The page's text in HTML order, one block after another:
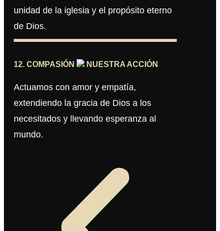
unidad de la iglesia y el propósito eterno
de Dios.
12. COMPASIÓN NUESTRA ACCIÓN
Actuamos con amor y empatía,
extendiendo la gracia de Dios a los
necesitados y llevando esperanza al
mundo.